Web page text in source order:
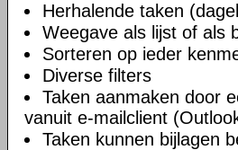
Herhalende taken
Weegave als lijst of als
Sorteren op ieder
Diverse filters
Taken aanmaken door
vanuit e-mailclient
Taken kunnen bijlagen